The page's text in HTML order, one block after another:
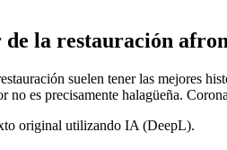
de la restauración
suelen tener las mejores
no es precisamente halagüeña.
original utilizando IA (DeepL).